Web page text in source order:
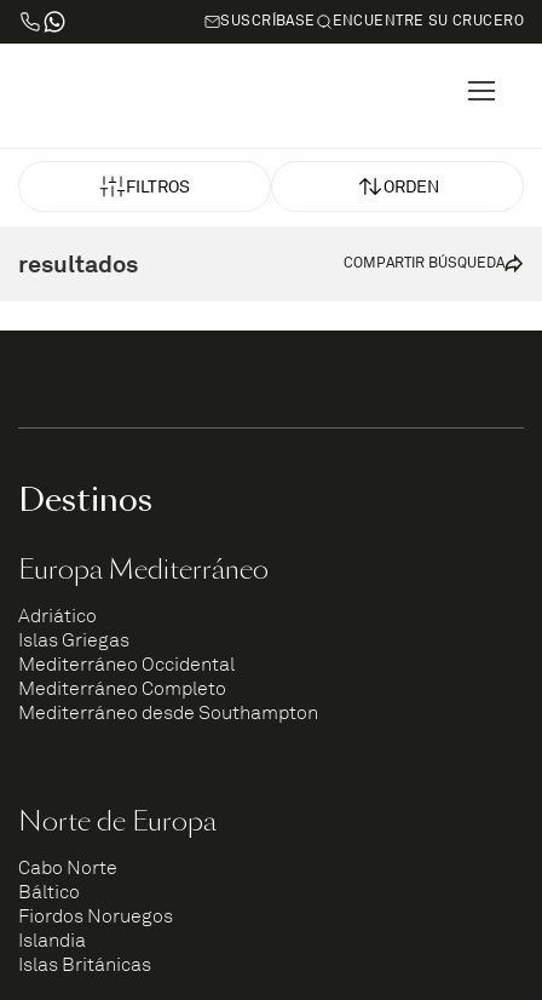
SUSCRÍBASE ENCUENTRE SU CRUCERO
FILTROS ORDEN
resultados COMPARTIR BÚSQUEDA
Destinos
Europa Mediterráneo
Adriático
Islas Griegas
Mediterráneo Occidental
Mediterráneo Completo
Mediterráneo desde Southampton
Norte de Europa
Cabo Norte
Báltico
Fiordos Noruegos
Islandia
Islas Británicas